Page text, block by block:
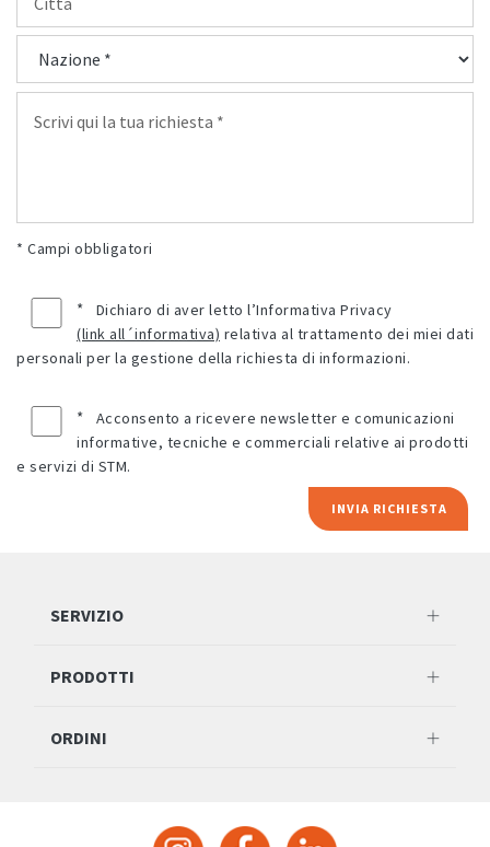
* Campi obbligatori
*
Dichiaro di aver letto l’Informativa Privacy
(link all´informativa)
personali per la gestione della richiesta di informazioni.
*
informative, tecniche e commerciali relative ai prodotti
e servizi di STM.
INVIA RICHIESTA
SERVIZIO
PRODOTTI
ORDINI